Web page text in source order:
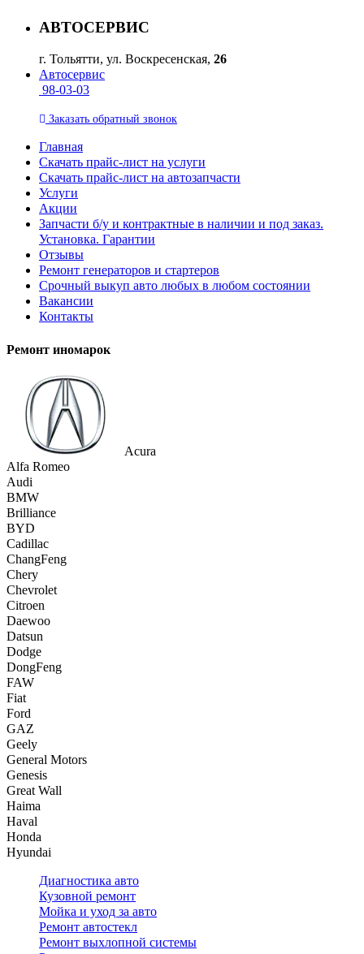
АВТОСЕРВИС
г. Тольятти, ул. Воскресенская, 26
Автосервис
98-03-03
Заказать обратный звонок
Главная
Скачать прайс-лист на услуги
Скачать прайс-лист на автозапчасти
Услуги
Акции
Запчасти б/у и контрактные в наличии и под заказ.
Установка. Гарантии
Отзывы
Ремонт генераторов и стартеров
Cрочный выкуп авто любых в любом состоянии
Вакансии
Контакты
Ремонт иномарок
Acura
Alfa Romeo
Audi
BMW
Brilliance
BYD
Cadillac
ChangFeng
Chery
Chevrolet
Citroen
Daewoo
Datsun
Dodge
DongFeng
FAW
Fiat
Ford
GAZ
Geely
General Motors
Genesis
Great Wall
Haima
Haval
Honda
Hyundai
Диагностика авто
Кузовной ремонт
Мойка и уход за авто
Ремонт автостекл
Ремонт выхлопной системы